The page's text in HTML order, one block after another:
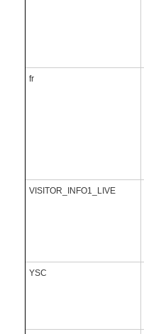
fr
VISITOR_INFO1_LIVE
YSC